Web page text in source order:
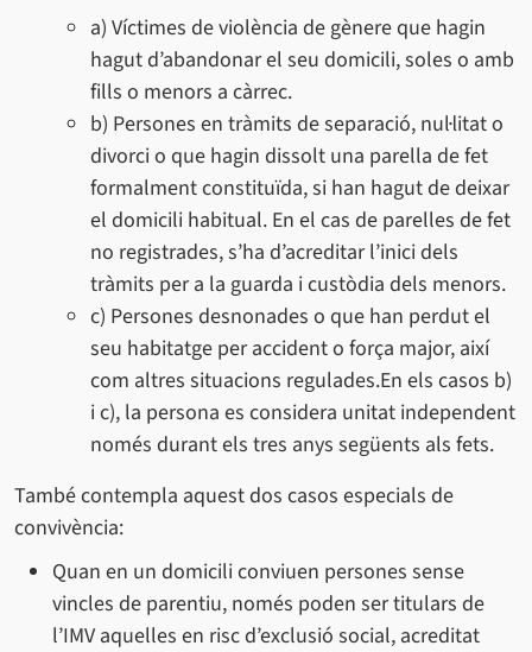
a) Víctimes de violència de gènere que hagin
hagut d’abandonar el seu domicili, soles o amb
fills o menors a càrrec.
b) Persones en tràmits de separació, nul·litat o
divorci o que hagin dissolt una parella de fet
formalment constituïda, si han hagut de deixar
el domicili habitual. En el cas de parelles de fet
no registrades, s’ha d’acreditar l’inici dels
tràmits per a la guarda i custòdia dels menors.
c) Persones desnonades o que han perdut el
seu habitatge per accident o força major, així
com altres situacions regulades.En els casos b)
i c), la persona es considera unitat independent
només durant els tres anys següents als fets.
També contempla aquest dos casos especials de
convivència:
Quan en un domicili conviuen persones sense
vincles de parentiu, només poden ser titulars de
l’IMV aquelles en risc d’exclusió social, acreditat